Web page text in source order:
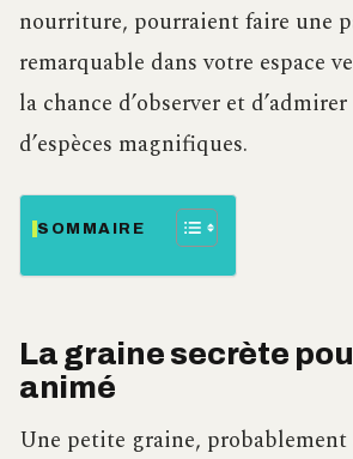
nourriture, pourraient faire une
remarquable dans votre espace
la chance d’observer et
d’espèces magnifiques.
SOMMAIRE
La graine secrète
animé
Une petite graine, probablement